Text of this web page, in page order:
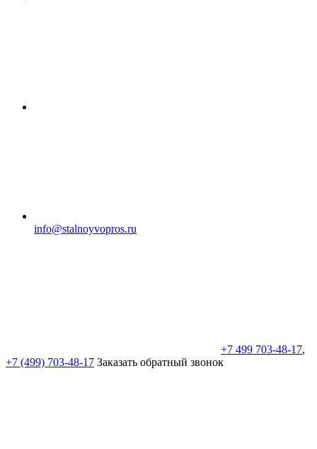
info@stalnoyvopros.ru
+7 499 703-48-17,
+7 (499) 703-48-17 Заказать обратный звонок